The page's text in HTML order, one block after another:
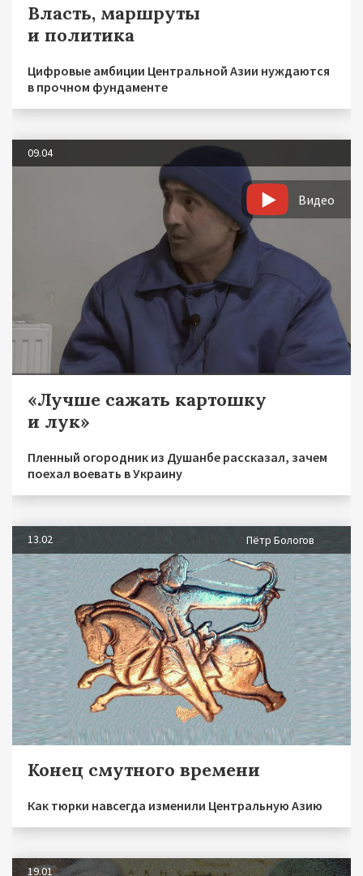
Власть, маршруты
и политика
Цифровые амбиции Центральной Азии нуждаются
в прочном фундаменте
09.04
Видео
«Лучше сажать картошку
и лук»
Пленный огородник из Душанбе рассказал, зачем
поехал воевать в Украину
13.02 Пётр Бологов
Конец смутного времени
Как тюрки навсегда изменили Центральную Азию
19.01